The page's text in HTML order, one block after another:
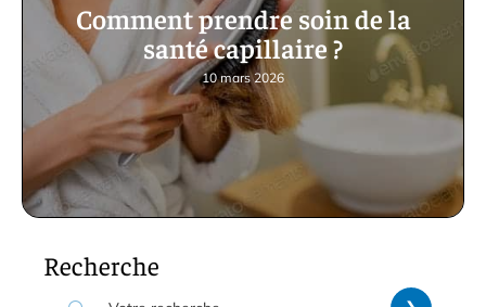
Comment prendre soin de la
santé capillaire ?
10 mars 2026
Recherche